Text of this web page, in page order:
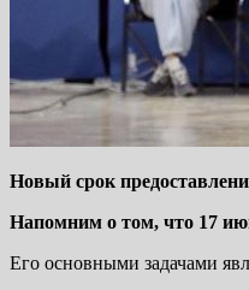
Новый срок
Напомним о том, что 17
Его основными задачами